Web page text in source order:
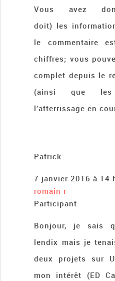
Vous avez
doit) les
le commentaire
chiffres; vous
complet depuis le
(ainsi que les
l’atterrissage en
Patrick
7 janvier 2016 à 14
romain r
Participant
Bonjour, je sais
lendix mais je
deux projets sur
mon intérêt (ED